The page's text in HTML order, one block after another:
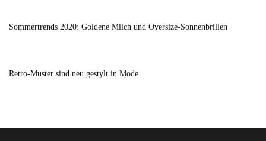
Sommertrends 2020: Goldene Milch und Oversize-Sonnenbrillen
Retro-Muster sind neu gestylt in Mode